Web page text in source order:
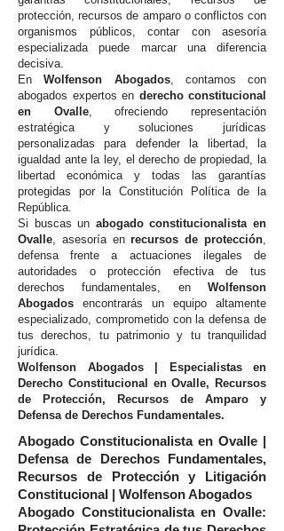
protección, recursos de amparo o conflictos con
organismos públicos, contar con asesoría
especializada puede marcar una diferencia
decisiva.
EnWolfenson Abogados, contamos con
abogados expertos en derecho constitucional
en Ovalle, ofreciendo representación
estratégica y soluciones jurídicas
personalizadas para defender la libertad, la
igualdad ante la ley, el derecho de propiedad, la
libertad económica y todas las garantías
protegidas por la Constitución Política de la
República.
Si buscas un abogado constitucionalista en
Ovalle, asesoría enrecursos de protección,
defensa frente a actuaciones ilegales de
autoridades o protección efectiva de tus
derechos fundamentales, en Wolfenson
Abogados encontrarás un equipo altamente
especializado, comprometido con la defensa de
tus derechos, tu patrimonio y tu tranquilidad
jurídica.
Wolfenson Abogados | Especialistas en
Derecho Constitucional en Ovalle, Recursos
de Protección, Recursos de Amparo y
Defensa de Derechos Fundamentales.
Abogado Constitucionalista en Ovalle |
Defensa de Derechos Fundamentales,
Recursos de Protección y Litigación
Constitucional | Wolfenson Abogados
Abogado Constitucionalista en Ovalle: